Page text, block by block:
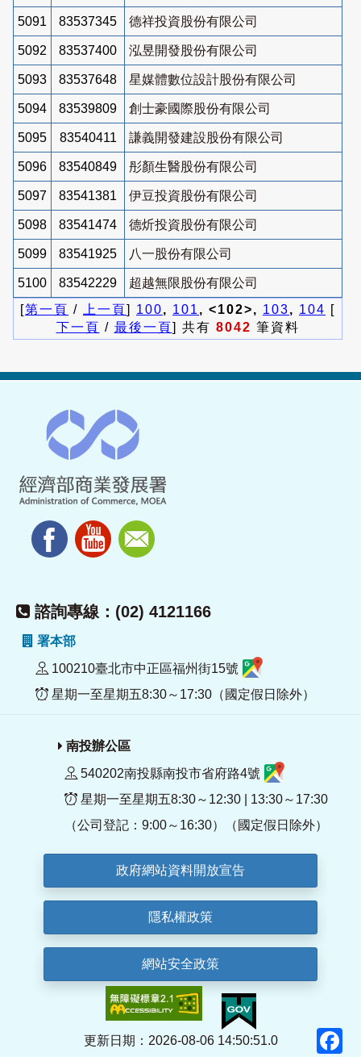
5091 83537345 德祥投資股份有限公司
5092 83537400 泓昱開發股份有限公司
5093 83537648 星媒體數位設計股份有限公司
5094 83539809 創士豪國際股份有限公司
5095 83540411 謙義開發建設股份有限公司
5096 83540849 彤顏生醫股份有限公司
5097 83541381 伊豆投資股份有限公司
5098 83541474 德炘投資股份有限公司
5099 83541925 八一股份有限公司
5100 83542229
超越無限股份有限公司
[第一頁 / 上一頁] 100, 101 , <102>, 103, 104 [
下一頁 / 最後一頁] 共有 8042 筆資料
諮詢專線：(02) 4121166
署本部
100210臺北市中正區福州街15號
星期一至星期五8:30～17:30（國定假日除外）
南投辦公區
540202南投縣南投市省府路4號
星期一至星期五8:30～12:30 | 13:30～17:30
（公司登記：9:00～16:30）（國定假日除外）
政府網站資料開放宣告
隱私權政策
網站安全政策
更新日期：2026-08-06 14:50:51.0